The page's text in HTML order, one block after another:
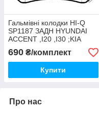
Гальмівні колодки HI-Q
SP1187 ЗАДН HYUNDAI
ACCENT ,I20 ,I30 ;KIA
CEE'D ,RIO
690 ₴/комплект
Купити
Про нас